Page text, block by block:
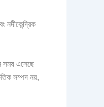
নদীকেন্দ্রিক
সময় এসেছে
সম্পদ নয়,